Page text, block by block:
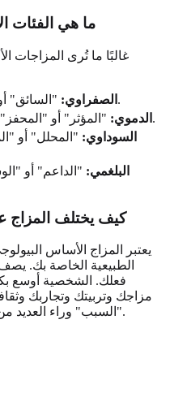
ما هي الفئات
غالبًا ما تُرى المزاجات
الصفراوي: "السائق" أو "القائد" الذي يركز على النتائج.
الدموي: "المؤثر" أو "المحفز" الذي يركز على الناس والأفكار.
السوداوي: "المحلل" أو
البلغمي: "الداعم" أو
كيف يختلف المزاج
يعتبر المزاج الأساس
الطبيعية الخاصة بك.
فعلك. الشخصية أوسع
مزاجك وتربيتك وتجاربك
"السبب" وراء العديد من سلوكياتك التلقائية في مكان العمل.